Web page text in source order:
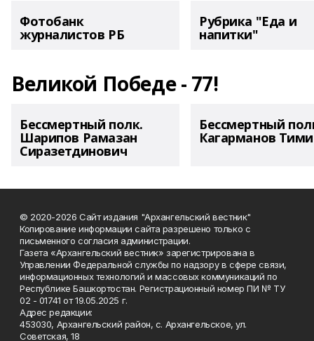
Фотобанк
журналистов РБ
Рубрика "Еда и
напитки"
Великой Победе - 77!
Бессмертный полк.
Шарипов Рамазан
Сиразетдинович
Бессмертный
Кагарманов
© 2020-2026 Сайт издания "Архангельский вестник"
Копирование информации сайта разрешено только с
письменного согласия администрации.
Газета «Архангельский вестник» зарегистрирована в
Управлении Федеральной службы по надзору в сфере связи,
информационных технологий и массовых коммуникаций по
Республике Башкортостан. Регистрационный номер ПИ № ТУ
02 - 01741 от 19.05.2025 г.
Адрес редакции:
453030, Архангельский район, с. Архангельское, ул.
Советская, 18